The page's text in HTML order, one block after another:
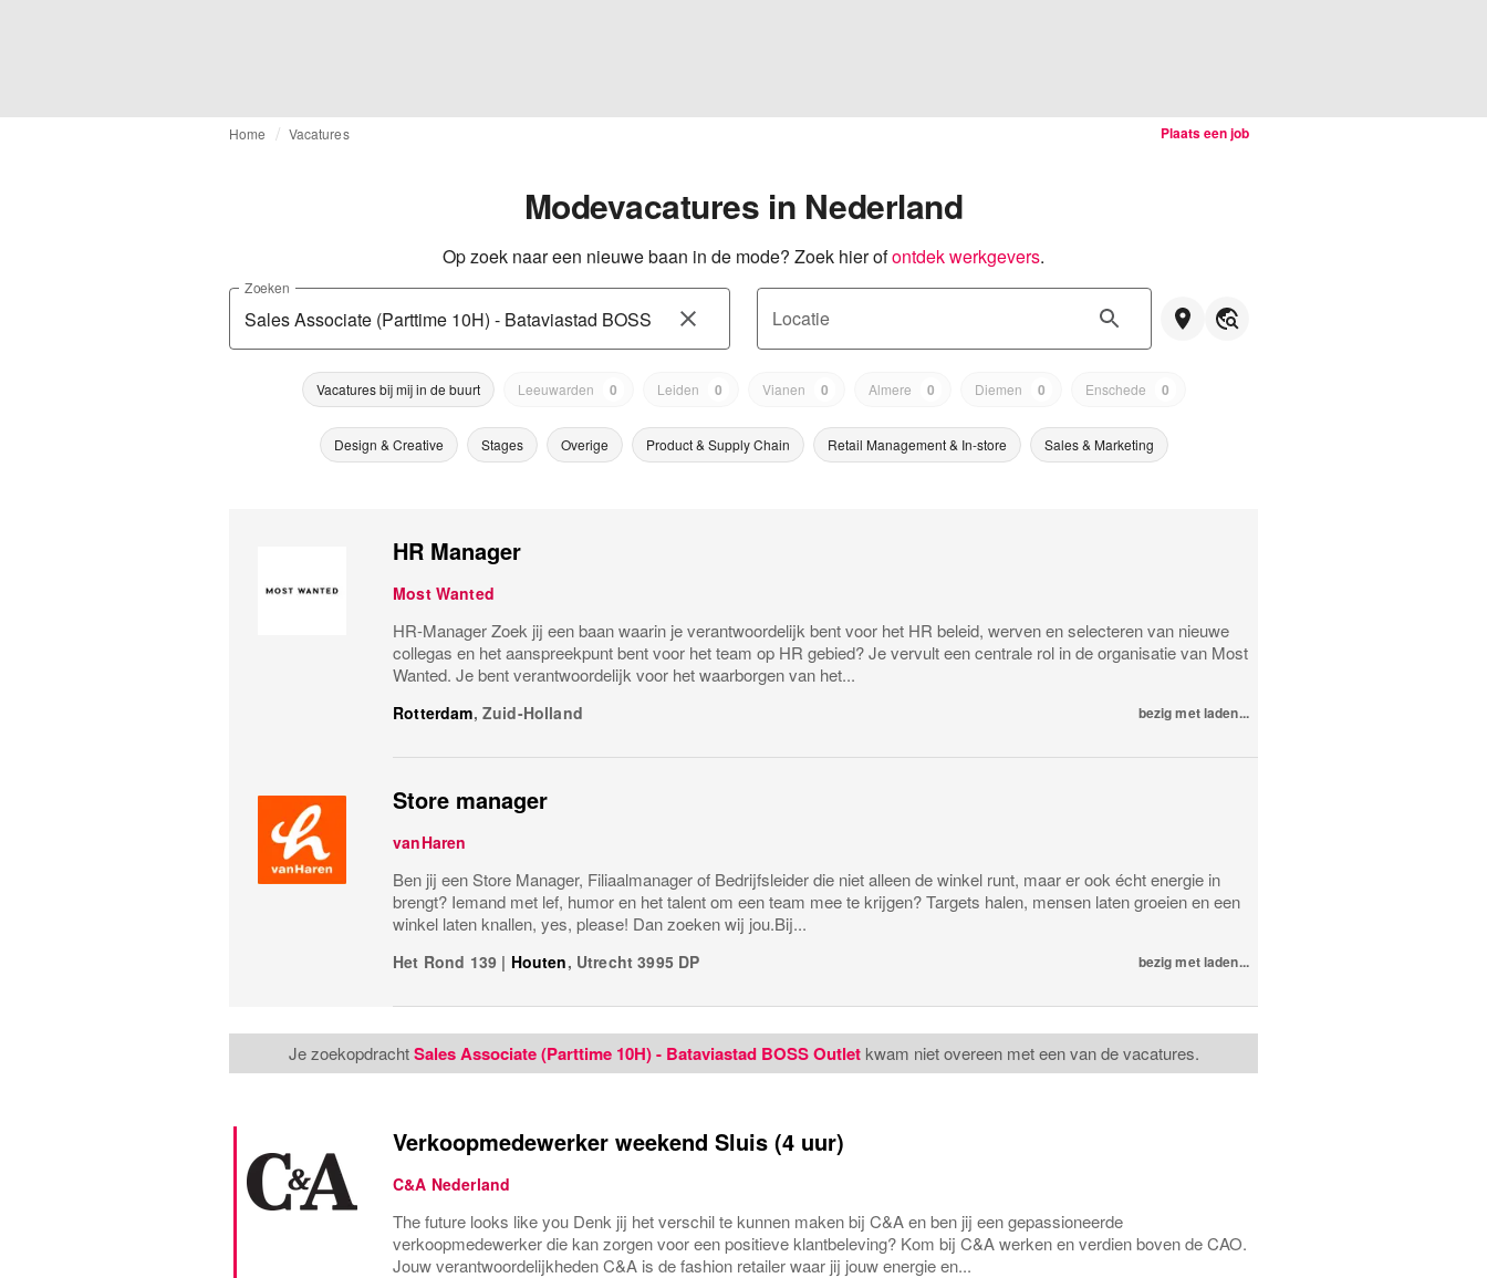
Home Vacatures Plaats een job
Modevacatures in Nederland
Op zoek naar een nieuwe baan in de mode? Zoek hier ofontdek werkgevers.
Zoeken
Locatie
Vacatures bij mij in de buurt Leeuwarden 0 Leiden 0 Vianen 0 Almere 0 Diemen 0 Enschede 0
Design & Creative Stages Overige Product & Supply Chain Retail Management & In-store Sales & Marketing
HR Manager
Most Wanted
HR-Manager Zoek jij een baan waarin je verantwoordelijk bent voor het HR beleid, werven en selecteren van nieuwe
collegas en het aanspreekpunt bent voor het team op HR gebied? Je vervult een centrale rol in de organisatie van Most
Wanted. Je bent verantwoordelijk voor het waarborgen van het...
Rotterdam, Zuid-Holland bezig met laden...
Store manager
vanHaren
Ben jij een Store Manager, Filiaalmanager of Bedrijfsleider die niet alleen de winkel runt, maar er ook écht energie in
brengt? Iemand met lef, humor en het talent om een team mee te krijgen? Targets halen, mensen laten groeien en een
winkel laten knallen, yes, please! Dan zoeken wij jou.Bij...
Het Rond 139 | Houten, Utrecht 3995 DP bezig met laden...
Je zoekopdrachtSales Associate (Parttime 10H) - Bataviastad BOSS Outletkwam niet overeen met een van de vacatures.
Verkoopmedewerker weekend Sluis (4 uur)
C&A Nederland
The future looks like you Denk jij het verschil te kunnen maken bij C&A en ben jij een gepassioneerde
verkoopmedewerker die kan zorgen voor een positieve klantbeleving? Kom bij C&A werken en verdien boven de CAO.
Jouw verantwoordelijkheden C&A is de fashion retailer waar jij jouw energie en...